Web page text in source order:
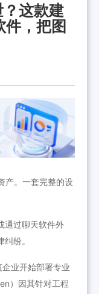
这款建
，把图
产。一套完整的设
通过聊天软件外
纷。
业开始部署专业
）因其针对工程